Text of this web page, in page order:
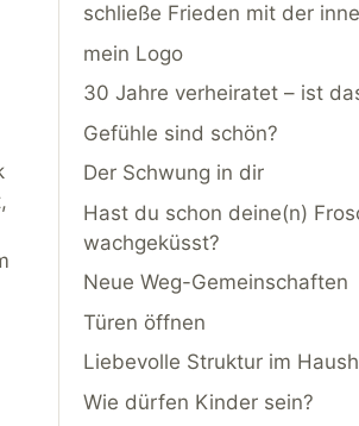
schließe Frieden mit der
mein Logo
30 Jahre verheiratet – ist
Gefühle sind schön?
Der Schwung in dir
Hast du schon deine(n)
wachgeküsst?
Neue Weg-Gemeinschaften
Türen öffnen
Liebevolle Struktur im
Wie dürfen Kinder sein?